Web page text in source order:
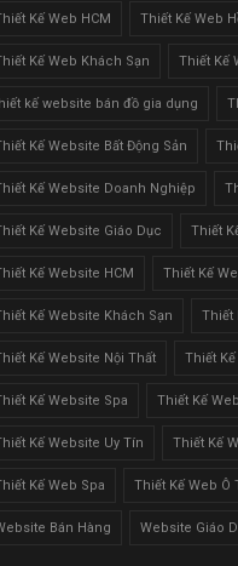
Kế Web HCM Thiết Kế Web
Kế Web Khách Sạn Thiết Kế
kế website bán đồ gia dụng
Kế Website Bất Động Sản
Kế Website Doanh Nghiệp
Kế Website Giáo Dục Thiết
Kế Website HCM Thiết Kế
Kế Website Khách Sạn Thiết
Kế Website Nội Thất Thiết
Kế Website Spa Thiết Kế
Kế Website Uy Tín Thiết Kế
Kế Web Spa Thiết Kế Web Ô
Bán Hàng Website Giáo